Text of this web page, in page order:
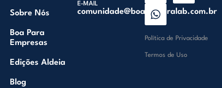
Sobre Nós
Boa Para
Empresas
Edições Aldeia
Blog
E-MAIL
comunidade@boaventuralab.com.br
Política de Privacidade
Termos de Uso